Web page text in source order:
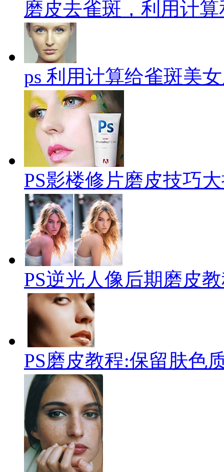
磨皮去雀斑，利用计
ps 利用计算给雀斑美
PS影楼修片磨皮技巧
PS逆光人像后期磨皮
PS磨皮教程:保留肤色